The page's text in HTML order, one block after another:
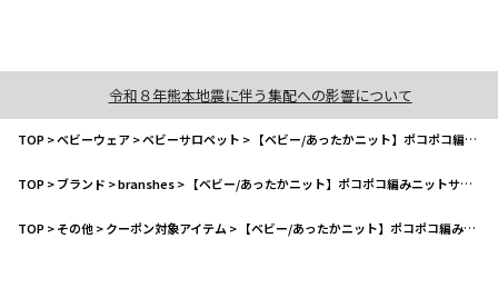
令和８年熊本地震に伴う集配への影響について
TOP>ベビーウェア>ベビーサロペット > 【ベビー/あったかニット】ポコポコ編みニットサロペット
TOP>ブランド >branshes> 【ベビー/あったかニット】ポコポコ編みニットサロペット
TOP>その他>クーポン対象アイテム > 【ベビー/あったかニット】ポコポコ編みニットサロペット